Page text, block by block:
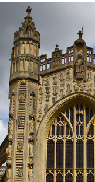
IN - +91 (80) 3711 1326
US - +1 (646) 718 6172